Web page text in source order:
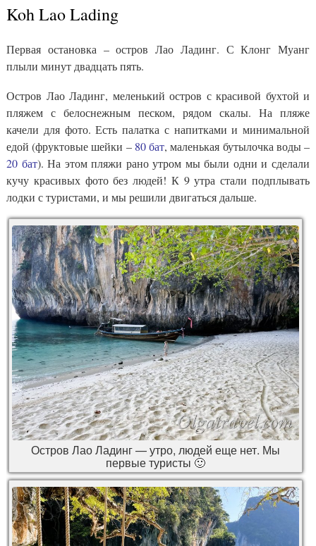
Koh Lao Lading
Первая остановка – остров Лао Ладинг. С Клонг Муанг
плыли минут двадцать пять.
Остров Лао Ладинг, меленький остров с красивой бухтой и
пляжем с белоснежным песком, рядом скалы. На пляже
качели для фото. Есть палатка с напитками и минимальной
едой (фруктовые шейки – 80 бат, маленькая бутылочка воды –
20 бат). На этом пляжи рано утром мы были одни и сделали
кучу красивых фото без людей! К 9 утра стали подплывать
лодки с туристами, и мы решили двигаться дальше.
Остров Лао Ладинг — утро, людей еще нет. Мы
первые туристы 🙂